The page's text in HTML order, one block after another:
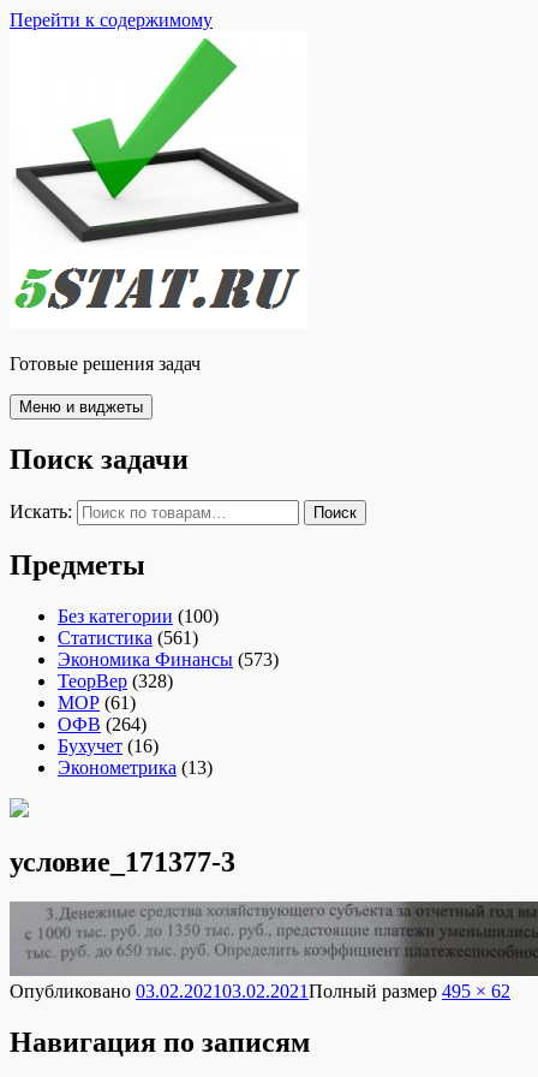
Перейти к содержимому
Готовые решения задач
Меню и виджеты
Поиск задачи
Искать: Поиск
Предметы
Без категории (100)
Статистика (561)
Экономика Финансы (573)
ТеорВер (328)
МОР (61)
ОФВ (264)
Бухучет (16)
Эконометрика (13)
условие_171377-3
Опубликовано 03.02.202103.02.2021Полный размер 495 × 62
Навигация по записям